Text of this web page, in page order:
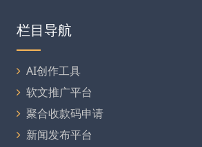
栏目导航
AI创作工具
软文推广平台
聚合收款码申请
新闻发布平台